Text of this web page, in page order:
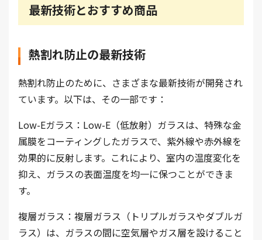
最新技術とおすすめ商品
熱割れ防止の最新技術
熱割れ防止のために、さまざまな最新技術が開発され
ています。以下は、その一部です：
Low-Eガラス：Low-E（低放射）ガラスは、特殊な金
属膜をコーティングしたガラスで、紫外線や赤外線を
効果的に反射します。これにより、室内の温度変化を
抑え、ガラスの表面温度を均一に保つことができま
す。
複層ガラス：複層ガラス（トリプルガラスやダブルガ
ラス）は、ガラスの間に空気層やガス層を設けること